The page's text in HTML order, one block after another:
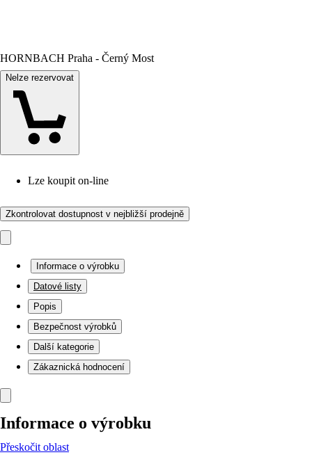
HORNBACH Praha - Černý Most
Nelze rezervovat
Lze koupit on-line
Zkontrolovat dostupnost v nejbližší prodejně
Informace o výrobku
Datové listy
Popis
Bezpečnost výrobků
Další kategorie
Zákaznická hodnocení
Informace o výrobku
Přeskočit oblast